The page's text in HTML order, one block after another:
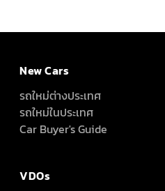
New Cars
รถใหม่ต่างประเทศ
รถใหม่ในประเทศ
Car Buyer's Guide
VDOs